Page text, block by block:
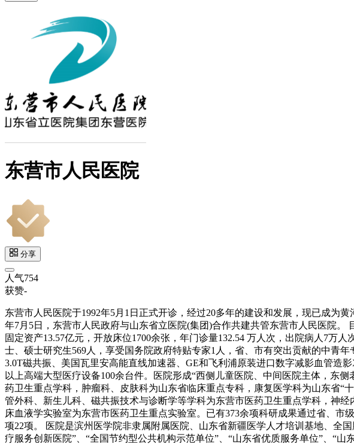
东营市人民医院
分享
人气754
获赞-
东营市人民医院于1992年5月1日正式开诊，经过20多年的建设和发展，现已成为
年7月5日，东营市人民政府与山东省立医院(集团)合作共建共管东营市人民医院
固定资产13.57亿元，开放床位1700余张，年门诊量132.54 万人次，出院病人7万
士、硕士研究生569人，享受国务院政府特贴专家1人，省、市有突出贡献的中青
3.0T磁共振、美国瓦里安高能直线加速器、GE和飞利浦原装进口数字减影血管造
以上高端大型医疗设备100余台件。医院形成“西侧儿童医院、中间医院主体，东
药卫生重点学科，肿瘤科、皮肤科为山东省临床重点专科，康复医学科为山东省“
管外科、新生儿科、磁共振技术与诊断学等学科为东营市医药卫生重点学科，神
床血液学实验室为东营市医药卫生重点实验室。已有373余项科研成果通过省、
项22项。 医院是滨州医学院非隶属附属医院、山东省新疆医学人才培训基地、全
疗服务创新医院”、“全国节约型公共机构示范单位”、“山东省优质服务单位”、“